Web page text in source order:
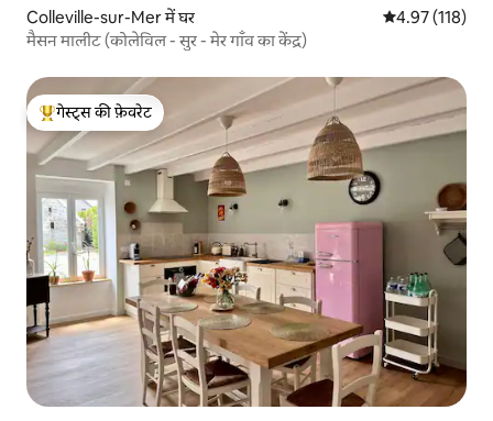
Colleville-sur-Mer में घर औसत रेटिंग 5 में से
4.97 (118)
मैसन मालीट (कोलेविल - सुर - मेर गाँव का केंद्र)
गेस्ट्स का टॉप फ़ेवरेट
गेस्ट्स की फ़ेवरेट